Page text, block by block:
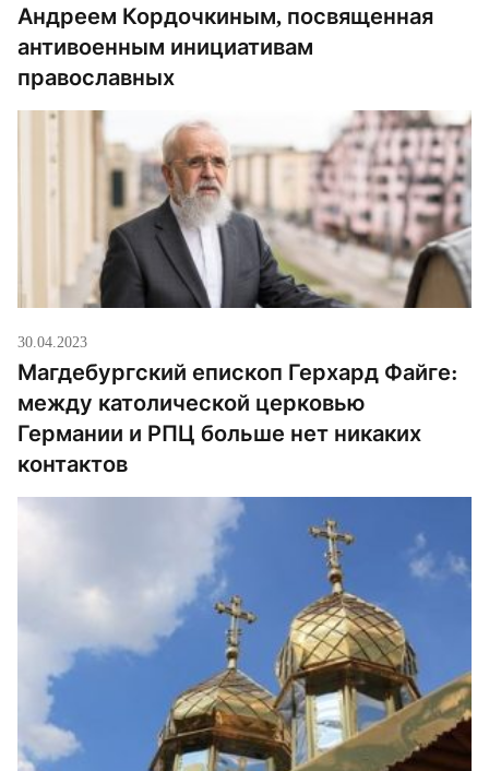
Андреем Кордочкиным, посвященная
антивоенным инициативам
православных
30.04.2023
Магдебургский епископ Герхард Файге:
между католической церковью
Германии и РПЦ больше нет никаких
контактов